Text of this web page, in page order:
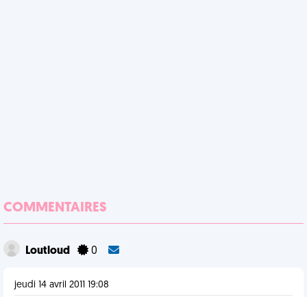
COMMENTAIRES
Loutloud 0
jeudi 14 avril 2011 19:08